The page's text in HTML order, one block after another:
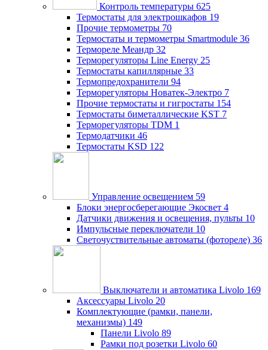
Контроль температуры 625
Термостаты для электрошкафов 19
Прочие термометры 70
Термостаты и термометры Smartmodule 36
Термореле Меандр 32
Терморегуляторы Line Energy 25
Термостаты капиллярные 33
Термопредохранители 94
Терморегуляторы Новатек-Электро 7
Прочие термостаты и гигростаты 154
Термостаты биметаллические KST 7
Терморегуляторы TDM 1
Термодатчики 46
Термостаты KSD 122
Управление освещением 59
Блоки энергосберегающие Экосвет 4
Датчики движения и освещения, пульты 10
Импульсные переключатели 10
Светочуствительные автоматы (фотореле) 36
Выключатели и автоматика Livolo 169
Аксессуары Livolo 20
Комплектующие (рамки, панели,
механизмы) 149
Панели Livolo 89
Рамки под розетки Livolo 60